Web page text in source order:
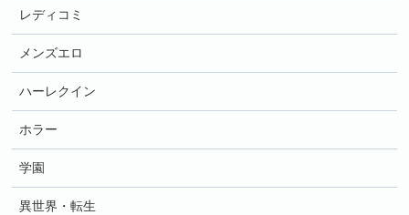
レディコミ
メンズエロ
ハーレクイン
ホラー
学園
異世界・転生